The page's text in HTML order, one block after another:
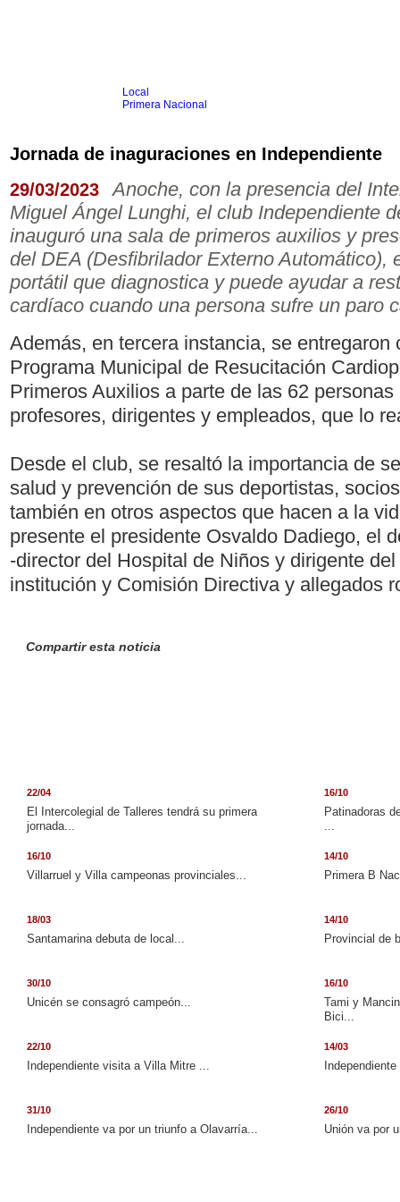
Local
Primera Nacional
Agrario
Boxeo
Ciclismo
Gim. Artística
Duatlón-Triatlón
Golf
Natación
Patín
Taekwondo
Voley
Videos
Jornada de inaguraciones en Independiente
29/03/2023
Anoche, con la presencia del
Miguel Ángel Lunghi, el club Independiente
inauguró una sala de primeros auxilios y
del DEA (Desfibrilador Externo Automático),
portátil que diagnostica y puede ayudar a
cardíaco cuando una persona sufre un paro
Además, en tercera instancia, se entregaron
Programa Municipal de Resucitación
Primeros Auxilios a parte de las 62
profesores, dirigentes y empleados, que lo
Desde el club, se resaltó la importancia de
salud y prevención de sus deportistas,
también en otros aspectos que hacen a la
presente el presidente Osvaldo Dadiego, el
-director del Hospital de Niños y dirigente
institución y Comisión Directiva y allegados
Compartir esta noticia
22/04
El Intercolegial de Talleres tendrá su primera
jornada...
16/10
Patinadoras
...
16/10
Villarruel y Villa campeonas provinciales...
14/10
Primera B
18/03
Santamarina debuta de local...
14/10
Provincial de
30/10
Unicén se consagró campeón...
16/10
Tami y
Bici...
22/10
Independiente visita a Villa Mitre ...
14/03
31/10
Independiente va por un triunfo a Olavarría...
26/10
Unión va por